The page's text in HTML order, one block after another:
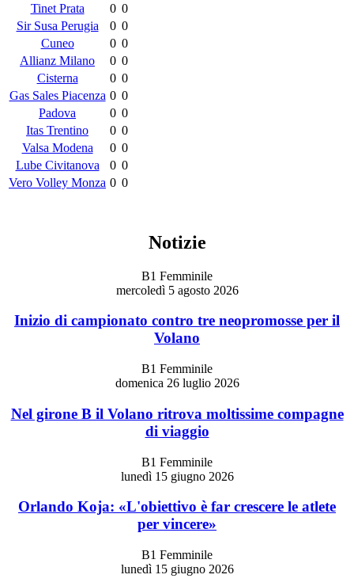
Tinet Prata 0 0
Sir Susa Perugia
0 0
Cuneo
0 0
Allianz Milano
0 0
Cisterna
0 0
Gas Sales Piacenza 0 0
Padova
0 0
Itas Trentino
0 0
Valsa Modena
0 0
Lube Civitanova
0 0
Vero Volley Monza 0 0
Notizie
B1 Femminile
mercoledì 5 agosto 2026
Inizio di campionato contro tre neopromosse per il
Volano
B1 Femminile
domenica 26 luglio 2026
Nel girone B il Volano ritrova moltissime compagne
di viaggio
B1 Femminile
lunedì 15 giugno 2026
Orlando Koja: «L'obiettivo è far crescere le atlete
per vincere»
B1 Femminile
lunedì 15 giugno 2026